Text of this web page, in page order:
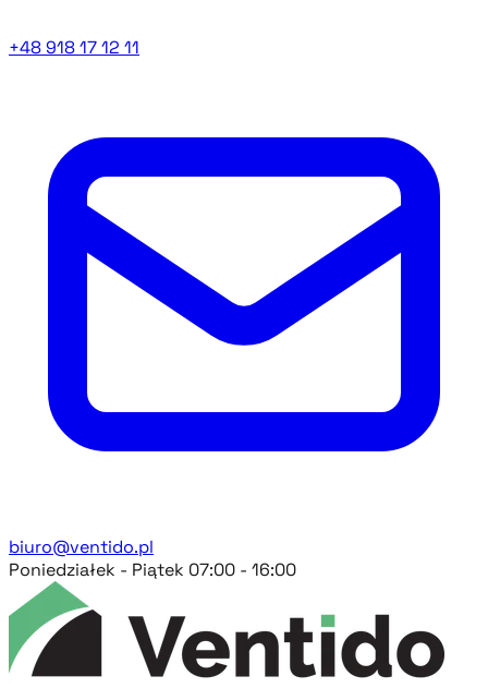
+48 918 17 12 11
biuro@ventido.pl
Poniedziałek - Piątek 07:00 - 16:00